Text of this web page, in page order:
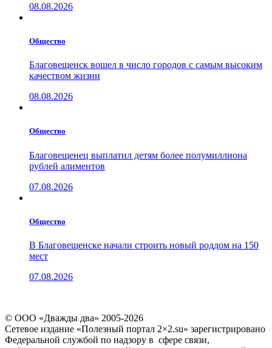
08.08.2026
Общество
Благовещенск вошел в число городов с самым высоким
качеством жизни
08.08.2026
Общество
Благовещенец выплатил детям более полумиллиона
рублей алиментов
07.08.2026
Общество
В Благовещенске начали строить новый роддом на 150
мест
07.08.2026
© ООО «Дважды два» 2005-2026
Сетевое издание «Полезный портал 2×2.su» зарегистрировано
Федеральной службой по надзору в сфере связи,